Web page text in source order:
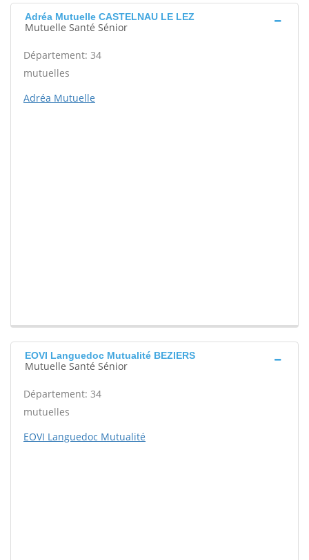
Adréa Mutuelle CASTELNAU LE LEZ
Mutuelle Santé Sénior
Département: 34
mutuelles
Adréa Mutuelle
EOVI Languedoc Mutualité BEZIERS
Mutuelle Santé Sénior
Département: 34
mutuelles
EOVI Languedoc Mutualité